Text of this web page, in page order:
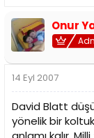
Onur
14 Eyl 2007
David Blatt
yönelik bir